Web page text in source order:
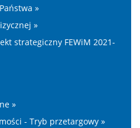
»
»
strategiczny FEWiM 2021-
»
- Tryb przetargowy »